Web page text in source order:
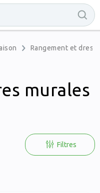
Rangement et
murales
Filtres